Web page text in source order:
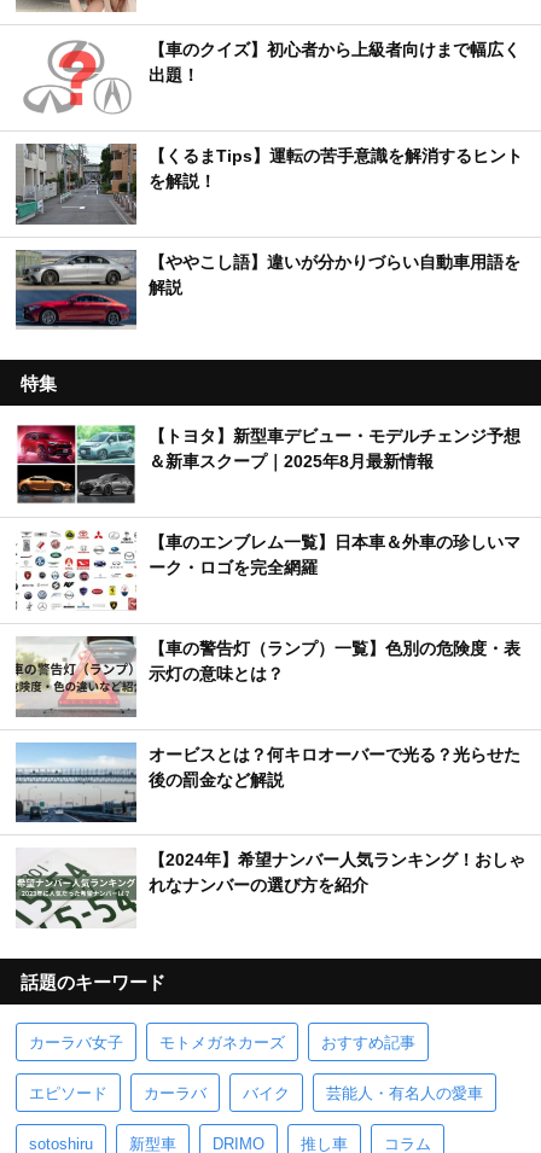
【車のクイズ】初心者から上級者向けまで幅広く
出題！
【くるまTips】運転の苦手意識を解消するヒント
を解説！
【ややこし語】違いが分かりづらい自動車用語を
解説
特集
【トヨタ】新型車デビュー・モデルチェンジ予想
＆新車スクープ｜2025年8月最新情報
【車のエンブレム一覧】日本車＆外車の珍しいマ
ーク・ロゴを完全網羅
【車の警告灯（ランプ）一覧】色別の危険度・表
示灯の意味とは？
オービスとは？何キロオーバーで光る？光らせた
後の罰金など解説
【2024年】希望ナンバー人気ランキング！おしゃ
れなナンバーの選び方を紹介
話題のキーワード
カーラバ女子 モトメガネカーズ おすすめ記事
エピソード カーラバ バイク 芸能人・有名人の愛車
sotoshiru 新型車 DRIMO 推し車 コラム